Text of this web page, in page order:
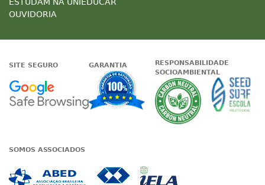
OUVIDORIA
SITE SEGURO
Google - Status do site no
GARANTIA
Garantia de
RESPONSABILIDADE
SOCIOAMBIENTAL
A
SOMOS ASSOCIADOS